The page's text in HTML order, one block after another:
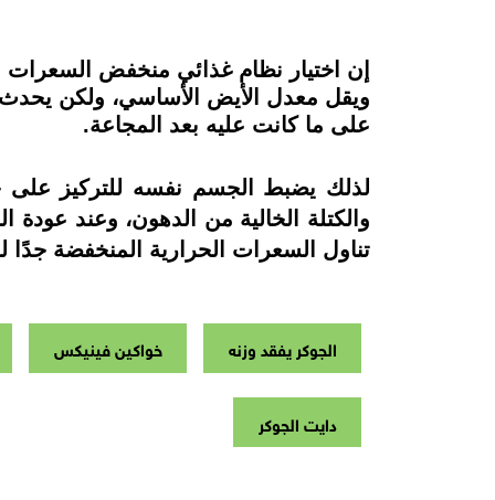
إن اختيار نظام غذائي منخفض
ويقل معدل الأيض الأساسي، ولكن يحدث
على ما كانت عليه بعد المجاعة.
لذلك يضبط الجسم نفسه للتركيز
والكتلة الخالية من الدهون، وعند
تناول السعرات الحرارية المنخفضة
الجوكر يفقد وزنه خواكين فينيكس
دايت الجوكر